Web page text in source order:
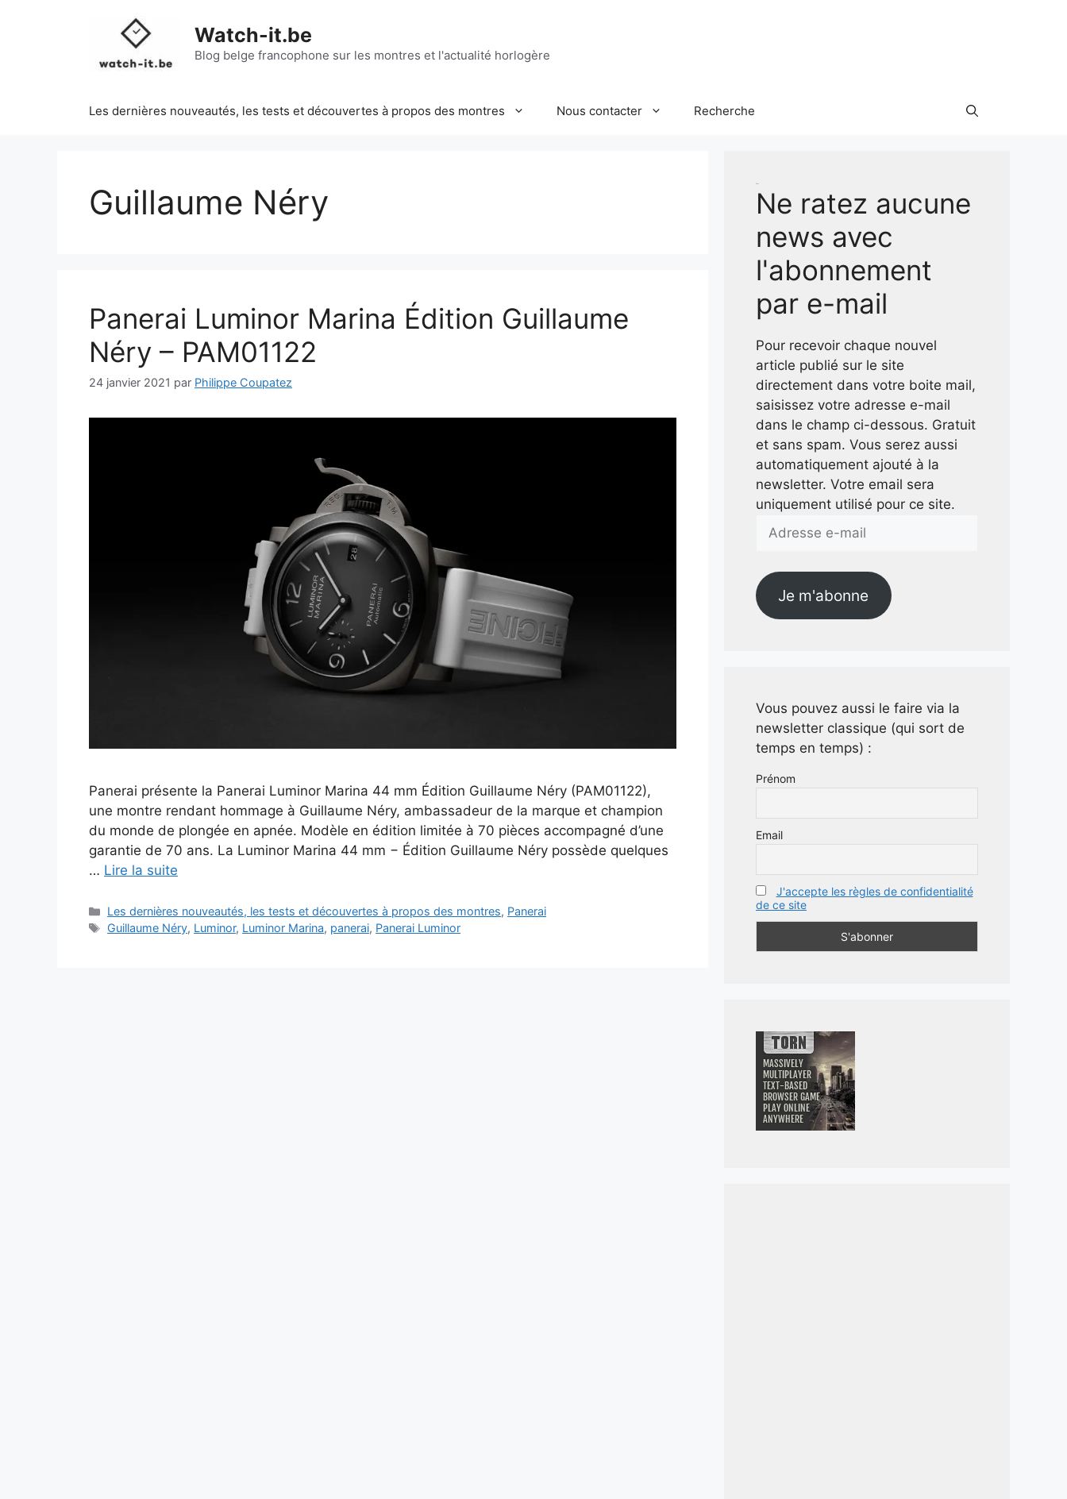
Watch-it.be
Blog belge francophone sur les montres et l'actualité horlogère
Les dernières nouveautés, les tests et découvertes à propos des montres Nous contacter Recherche
Guillaume Néry
Panerai Luminor Marina Édition Guillaume
Néry – PAM01122
24 janvier 2021 par Philippe Coupatez
Panerai présente la Panerai Luminor Marina 44 mm Édition Guillaume Néry (PAM01122),
une montre rendant hommage à Guillaume Néry, ambassadeur de la marque et champion
du monde de plongée en apnée. Modèle en édition limitée à 70 pièces accompagné d’une
garantie de 70 ans. La Luminor Marina 44 mm − Édition Guillaume Néry possède quelques
… Lire la suite
Catégories
Les dernières nouveautés, les tests et découvertes à propos des montres, Panerai
Étiquettes
Guillaume Néry, Luminor, Luminor Marina, panerai, Panerai Luminor
Ne ratez aucune
news avec
l'abonnement
par e-mail
Pour recevoir chaque nouvel
article publié sur le site
directement dans votre boite mail,
saisissez votre adresse e-mail
dans le champ ci-dessous. Gratuit
et sans spam. Vous serez aussi
automatiquement ajouté à la
newsletter. Votre email sera
uniquement utilisé pour ce site.
e-
Je m'abonne
Vous pouvez aussi le faire via la
newsletter classique (qui sort de
temps en temps) :
Prénom
Email
J'accepte les règles de confidentialité
de ce site